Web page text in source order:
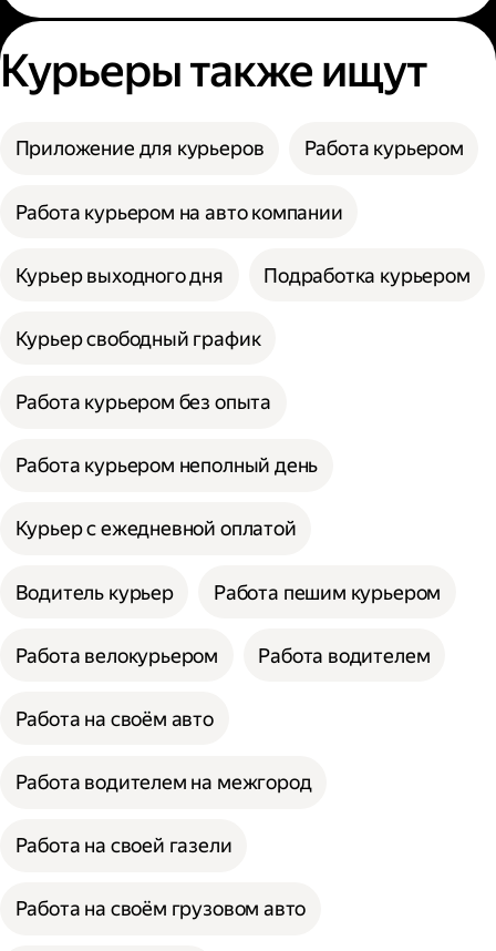
Курьеры также ищут
Приложение для курьеров Работа курьером
Работа курьером на авто компании
Курьер выходного дня Подработка курьером
Курьер свободный график
Работа курьером без опыта
Работа курьером неполный день
Курьер с ежедневной оплатой
Водитель курьер Работа пешим курьером
Работа велокурьером Работа водителем
Работа на своём авто
Работа водителем на межгород
Работа на своей газели
Работа на своём грузовом авто